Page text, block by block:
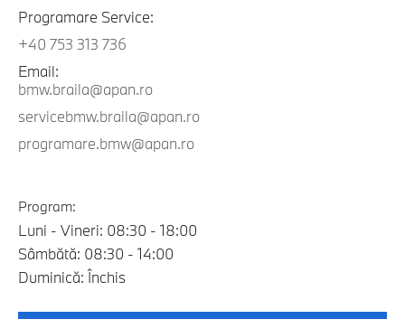
Programare Service:
+40 753 313 736
Email:
bmw.braila@apan.ro
servicebmw.braila@apan.ro
programare.bmw@apan.ro
Program:
Luni - Vineri: 08:30 - 18:00
Sâmbătă: 08:30 - 14:00
Duminică: Închis